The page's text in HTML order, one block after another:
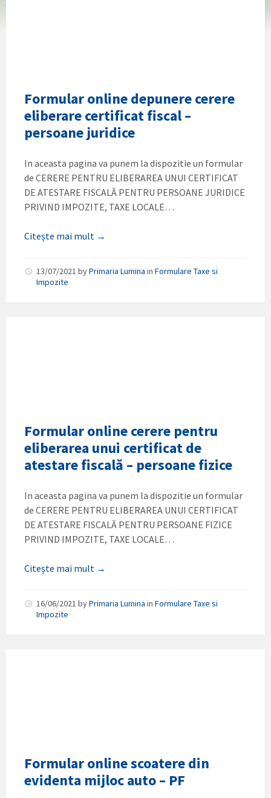
Formular online depunere cerere
eliberare certificat fiscal –
persoane juridice
In aceasta pagina va punem la dispozitie un formular
de CERERE PENTRU ELIBERAREA UNUI CERTIFICAT
DE ATESTARE FISCALĂ PENTRU PERSOANE JURIDICE
PRIVIND IMPOZITE, TAXE LOCALE…
Citește mai mult →
13/07/2021 byPrimaria Lumina in Formulare Taxe si
Impozite
Formular online cerere pentru
eliberarea unui certificat de
atestare fiscală – persoane fizice
In aceasta pagina va punem la dispozitie un formular
de CERERE PENTRU ELIBERAREA UNUI CERTIFICAT
DE ATESTARE FISCALĂ PENTRU PERSOANE FIZICE
PRIVIND IMPOZITE, TAXE LOCALE…
Citește mai mult →
16/06/2021 byPrimaria Lumina in Formulare Taxe si
Impozite
Formular online scoatere din
evidenta mijloc auto – PF